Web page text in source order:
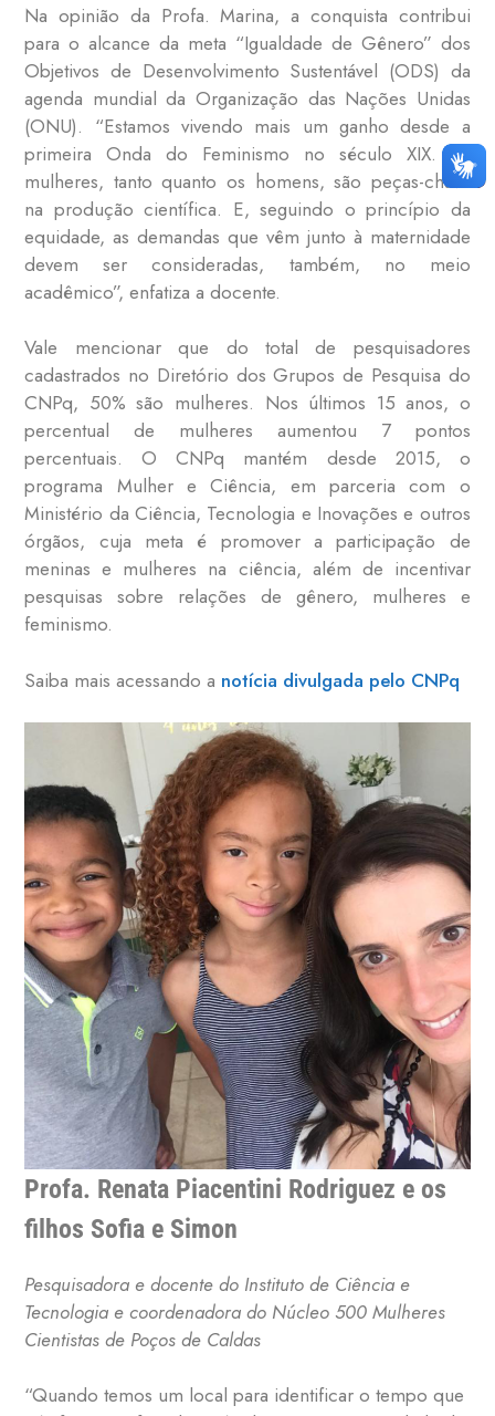
Na opinião da Profa. Marina, a conquista contribui
para o alcance da meta “Igualdade de Gênero” dos
Objetivos de Desenvolvimento Sustentável (ODS) da
agenda mundial da Organização das Nações Unidas
(ONU). “Estamos vivendo mais um ganho desde a
primeira Onda do Feminismo no século XIX. As
mulheres, tanto quanto os homens, são peças-chave
na produção científica. E, seguindo o princípio da
equidade, as demandas que vêm junto à maternidade
devem ser consideradas, também, no meio
acadêmico”, enfatiza a docente.
Vale mencionar que do total de pesquisadores
cadastrados no Diretório dos Grupos de Pesquisa do
CNPq, 50% são mulheres. Nos últimos 15 anos, o
percentual de mulheres aumentou 7 pontos
percentuais. O CNPq mantém desde 2015, o
programa Mulher e Ciência, em parceria com o
Ministério da Ciência, Tecnologia e Inovações e outros
órgãos, cuja meta é promover a participação de
meninas e mulheres na ciência, além de incentivar
pesquisas sobre relações de gênero, mulheres e
feminismo.
Saiba mais acessando a notícia divulgada pelo CNPq
Profa. Renata Piacentini Rodriguez e os
filhos Sofia e Simon
Pesquisadora e docente do Instituto de Ciência e
Tecnologia e coordenadora do Núcleo 500 Mulheres
Cientistas de Poços de Caldas
“Quando temos um local para identificar o tempo que